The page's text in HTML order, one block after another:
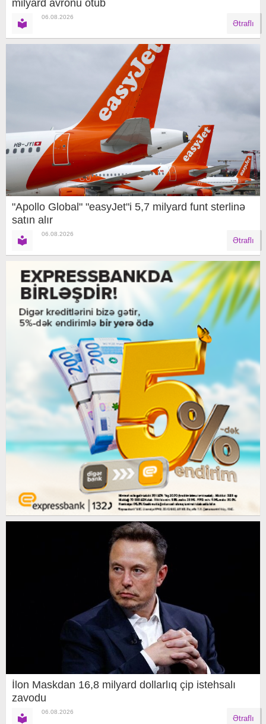
milyard avronu ötüb
06.08.2026
Ətraflı
"Apollo Global" "easyJet"i 5,7 milyard funt sterlinə
satın alır
06.08.2026
Ətraflı
İlon Maskdan 16,8 milyard dollarlıq çip istehsalı
zavodu
06.08.2026
Ətraflı